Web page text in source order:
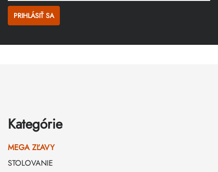
PRIHLÁSIŤ SA
Kategórie
MEGA ZĽAVY
STOLOVANIE